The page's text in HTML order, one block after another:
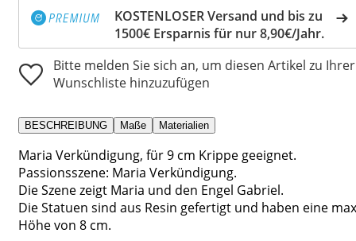
KOSTENLOSER Versand und bis zu
1500€ Ersparnis für nur 8,90€/Jahr.
Bitte melden Sie sich an, um diesen Artikel zu Ihrer
Wunschliste hinzuzufügen
BESCHREIBUNG Maße Materialien
Maria Verkündigung, für 9 cm Krippe geeignet.
Passionsszene: Maria Verkündigung.
Die Szene zeigt Maria und den Engel Gabriel.
Die Statuen sind aus Resin gefertigt und haben eine
Höhe von 8 cm.